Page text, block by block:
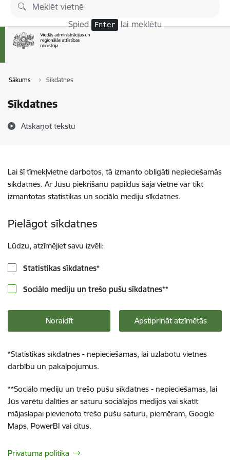
Pāriet uz lapas saturu
Spied Enter lai meklētu
Sākums Sīkdatnes
Sīkdatnes
Atskaņot tekstu
Lai šī tīmekļvietne darbotos, tā izmanto obligāti nepieciešamās
sīkdatnes. Ar Jūsu piekrišanu papildus šajā vietnē var tikt
izmantotas statistikas un sociālo mediju sīkdatnes.
Pielāgot sīkdatnes
Lūdzu, atzīmējiet savu izvēli:
Statistikas sīkdatnes*
Sociālo mediju un trešo pušu sīkdatnes**
Noraidīt Apstiprināt atzīmētās
*Statistikas sīkdatnes - nepieciešamas, lai uzlabotu vietnes
darbību un pakalpojumus.
**Sociālo mediju un trešo pušu sīkdatnes - nepieciešamas, lai
Jūs varētu dalīties ar saturu sociālajos medijos vai skatīt
mājaslapai pievienoto trešo pušu saturu, piemēram, Google
Maps, PowerBI vai citus.
Privātuma politika